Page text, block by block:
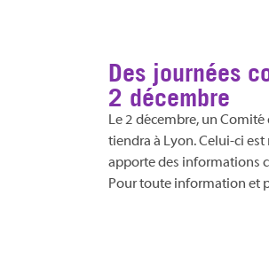
Des journées
2 décembre
Le 2 décembre, un
tiendra à Lyon. Celui-ci
apporte des informations
Pour toute information et